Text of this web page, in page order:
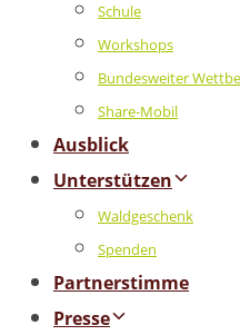
Schule
Workshops
Bundesweiter
Share-Mobil
Ausblick
Unterstützen
Waldgeschenk
Spenden
Partnerstimme
Presse